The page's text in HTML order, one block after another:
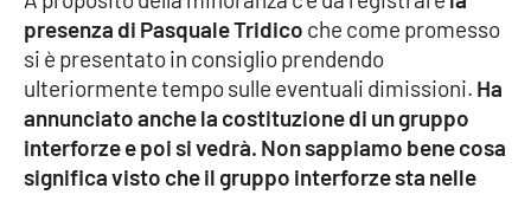
Lacapitalenews.it
Ilreggino.it
Cosenzachannel.it
presenza di Pasquale Tridico che come promesso
si è presentato in consiglio prendendo
ulteriormente tempo sulle eventuali dimissioni. Ha
annunciato anche la costituzione di un gruppo
interforze e poi si vedrà. Non sappiamo bene cosa
significa visto che il gruppo interforze sta nelle